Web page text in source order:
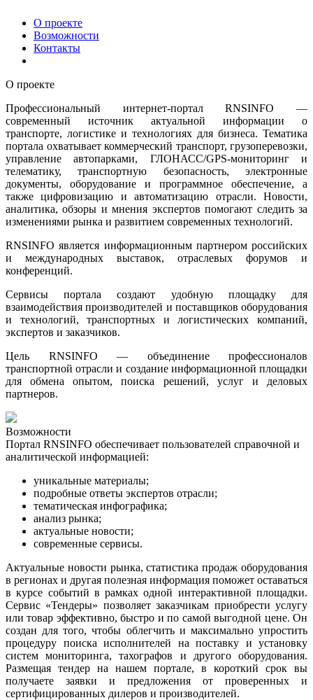
О проекте
Возможности
Контакты
О проекте
Профессиональный интернет-портал RNSINFO —
современный источник актуальной информации о
транспорте, логистике и технологиях для бизнеса. Тематика
портала охватывает коммерческий транспорт, грузоперевозки,
управление автопарками, ГЛОНАСС/GPS-мониторинг и
телематику, транспортную безопасность, электронные
документы, оборудование и программное обеспечение, а
также цифровизацию и автоматизацию отрасли. Новости,
аналитика, обзоры и мнения экспертов помогают следить за
изменениями рынка и развитием современных технологий.
RNSINFO является информационным партнером российских
и международных выставок, отраслевых форумов и
конференций.
Сервисы портала создают удобную площадку для
взаимодействия производителей и поставщиков оборудования
и технологий, транспортных и логистических компаний,
экспертов и заказчиков.
Цель RNSINFO — объединение профессионалов
транспортной отрасли и создание информационной площадки
для обмена опытом, поиска решений, услуг и деловых
партнеров.
Возможности
Портал RNSINFO обеспечивает пользователей справочной и
аналитической информацией:
уникальные материалы;
подробные ответы экспертов отрасли;
тематическая инфографика;
анализ рынка;
актуальные новости;
современные сервисы.
Актуальные новости рынка, статистика продаж оборудования
в регионах и другая полезная информация поможет оставаться
в курсе событий в рамках одной интерактивной площадки.
Сервис «Тендеры» позволяет заказчикам приобрести услугу
или товар эффективно, быстро и по самой выгодной цене. Он
создан для того, чтобы облегчить и максимально упростить
процедуру поиска исполнителей на поставку и установку
систем мониторинга, тахографов и другого оборудования.
Размещая тендер на нашем портале, в короткий срок вы
получаете заявки и предложения от проверенных и
сертифицированных дилеров и производителей.